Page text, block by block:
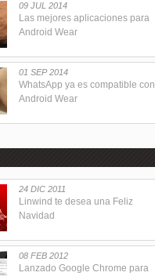
09 JUL 2014
Las mejores aplicaciones para
Android Wear
01 SEP 2014
WhatsApp ya es compatible con
Android Wear
24 DIC 2011
Linwind te desea una Feliz
Navidad
08 FEB 2012
Lanzado Google Chrome para